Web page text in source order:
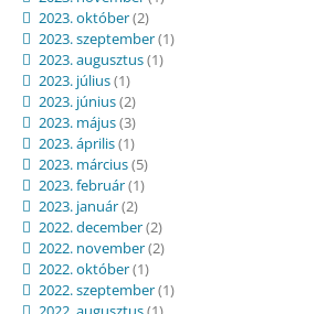
2023. október(2)
2023. szeptember(1)
2023. augusztus(1)
2023. július(1)
2023. június(2)
2023. május(3)
2023. április(1)
2023. március(5)
2023. február(1)
2023. január(2)
2022. december(2)
2022. november(2)
2022. október(1)
2022. szeptember(1)